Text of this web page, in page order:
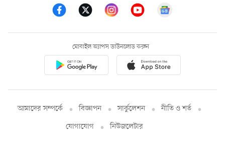
মোবাইল অ্যাপস ডাউনলোড করুন
আমাদের সম্পর্কে বিজ্ঞাপন সার্কুলেশন
নীতি ও শর্ত
যোগাযোগ
নিউজলেটার